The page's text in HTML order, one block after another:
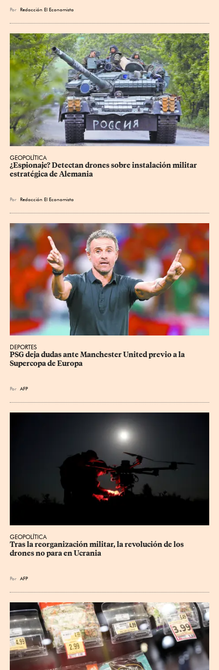
Por Redacción El Economista
GEOPOLÍTICA
¿Espionaje? Detectan drones sobre instalación militar
estratégica de Alemania
Por Redacción El Economista
DEPORTES
PSG deja dudas ante Manchester United previo a la
Supercopa de Europa
Por AFP
GEOPOLÍTICA
Tras la reorganización militar, la revolución de los
drones no para en Ucrania
Por AFP